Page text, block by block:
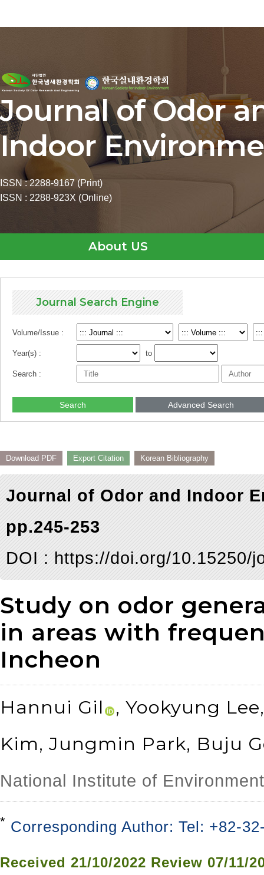
Journal of Odor
Indoor
ISSN : 2288-9167 (Print)
ISSN : 2288-923X (Online)
About US
Journal Search Engine
Volume/Issue :
Year(s) : to
Search :
Search Advanced Search
Download PDF Export Citation Korean Bibliography
Journal of Odor and Indoor
pp.245-253
DOI : https://doi.org/10.15250/
Study on odor
in areas with
Incheon
Hannui Gil
, Yookyung
Kim, Jungmin Park, Buju
National Institute of
* Corresponding Author: Tel: +82-
Received 21/10/2022 Review 07/11/